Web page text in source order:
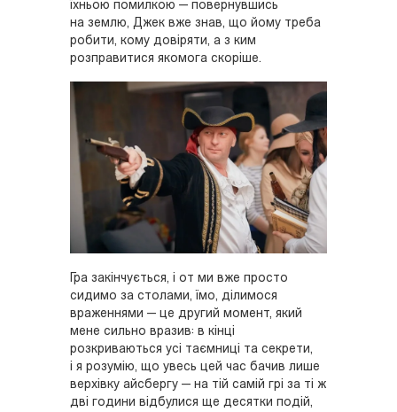
їхньою помилкою — повернувшись
на землю, Джек вже знав, що йому треба
робити, кому довіряти, а з ким
розправитися якомога скоріше.
Гра закінчується, і от ми вже просто
сидимо за столами, їмо, ділимося
враженнями — це другий момент, який
мене сильно вразив: в кінці
розкриваються усі таємниці та секрети,
і я розумію, що увесь цей час бачив лише
верхівку айсбергу — на тій самій грі за ті ж
дві години відбулися ще десятки подій,